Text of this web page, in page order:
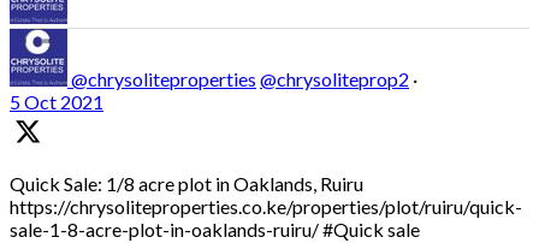
@chrysoliteproperties @chrysoliteprop2 ·
5 Oct 2021
Quick Sale: 1/8 acre plot in Oaklands, Ruiru
https://chrysoliteproperties.co.ke/properties/plot/ruiru/quick-
sale-1-8-acre-plot-in-oaklands-ruiru/ #Quick sale